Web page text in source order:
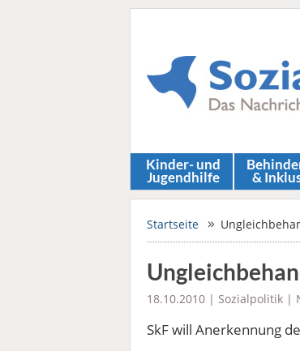
Kinder- und
Jugendhilfe &
Startseite
18.10.2010 | Sozialpolitik |
SkF will Anerkennung